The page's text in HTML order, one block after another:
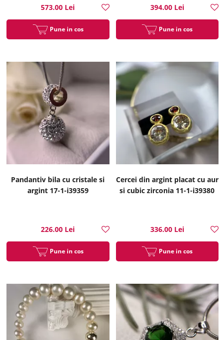
573.00 Lei
Pune in cos
394.00 Lei
Pune in cos
Pandantiv bila cu cristale si
argint 17-1-i39359
226.00 Lei
Pune in cos
Cercei din argint placat cu aur
si cubic zirconia 11-1-i39380
336.00 Lei
Pune in cos